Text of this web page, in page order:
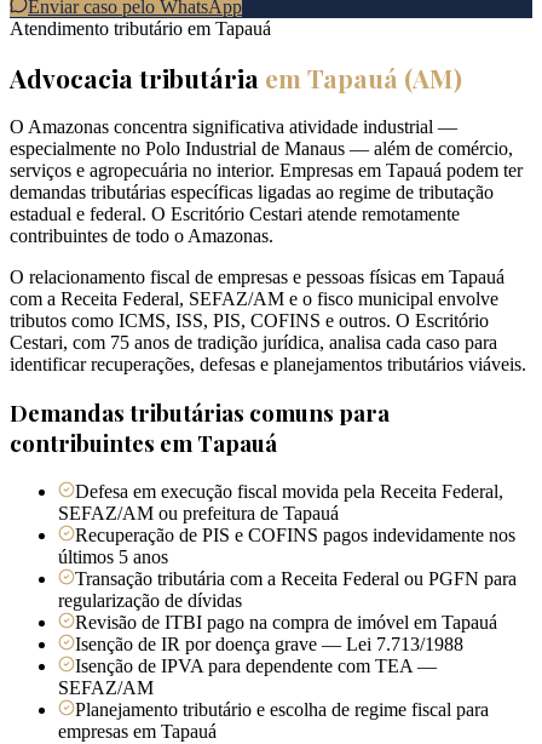
Enviar caso pelo WhatsApp
Atendimento tributário em Tapauá
Advocacia tributária em Tapauá (AM)
O Amazonas concentra significativa atividade industrial —
especialmente no Polo Industrial de Manaus — além de comércio,
serviços e agropecuária no interior. Empresas em Tapauá podem ter
demandas tributárias específicas ligadas ao regime de tributação
estadual e federal. O Escritório Cestari atende remotamente
contribuintes de todo o Amazonas.
O relacionamento fiscal de empresas e pessoas físicas em Tapauá
com a Receita Federal, SEFAZ/AM e o fisco municipal envolve
tributos como ICMS, ISS, PIS, COFINS e outros. O Escritório
Cestari, com 75 anos de tradição jurídica, analisa cada caso para
identificar recuperações, defesas e planejamentos tributários viáveis.
Demandas tributárias comuns para
contribuintes em Tapauá
Defesa em execução fiscal movida pela Receita Federal,
SEFAZ/AM ou prefeitura de Tapauá
Recuperação de PIS e COFINS pagos indevidamente nos
últimos 5 anos
Transação tributária com a Receita Federal ou PGFN para
regularização de dívidas
Revisão de ITBI pago na compra de imóvel em Tapauá
Isenção de IR por doença grave — Lei 7.713/1988
Isenção de IPVA para dependente com TEA —
SEFAZ/AM
Planejamento tributário e escolha de regime fiscal para
empresas em Tapauá